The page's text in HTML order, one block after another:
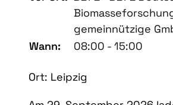
gemeinnützige
Wann:
08:00 - 15:00
Ort: Leipzig